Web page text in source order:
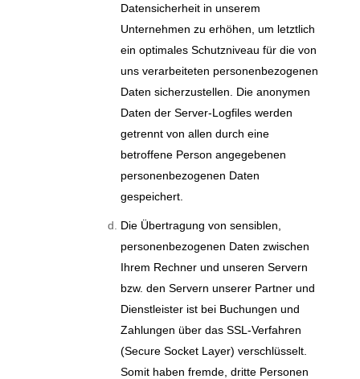
Datensicherheit in unserem
Unternehmen zu erhöhen, um letztlich
ein optimales Schutzniveau für die von
uns verarbeiteten personenbezogenen
Daten sicherzustellen. Die anonymen
Daten der Server-Logfiles werden
getrennt von allen durch eine
betroffene Person angegebenen
personenbezogenen Daten
gespeichert.
Die Übertragung von sensiblen,
personenbezogenen Daten zwischen
Ihrem Rechner und unseren Servern
bzw. den Servern unserer Partner und
Dienstleister ist bei Buchungen und
Zahlungen über das SSL-Verfahren
(Secure Socket Layer) verschlüsselt.
Somit haben fremde, dritte Personen